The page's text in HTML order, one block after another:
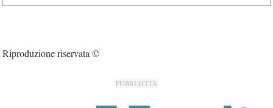
Riproduzione riservata ©
PUBBLICITÀ